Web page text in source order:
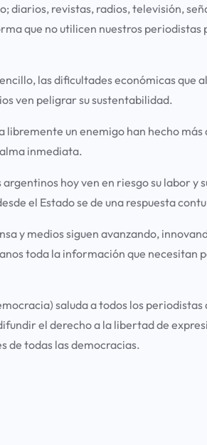
diarios, revistas, radios, televisión,
que no utilicen nuestros periodistas
las dificultades económicas que
ven peligrar su sustentabilidad.
libremente un enemigo han hecho
inmediata.
hoy ven en riesgo su labor y
el Estado se de una respuesta
y medios siguen avanzando,
toda la información que necesitan
saluda a todos los
el derecho a la libertad de
de todas las democracias.